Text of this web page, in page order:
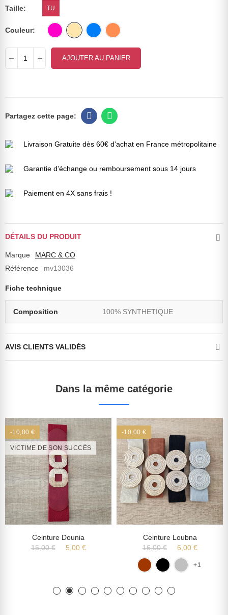
Taille TU
Couleur
AJOUTER AU PANIER
Livraison Gratuite dès 60€ d'achat en France métropolitaine
Garantie d'échange ou remboursement sous 14 jours
Paiement en 4X sans frais !
DÉTAILS DU PRODUIT
Marque
MARC & CO
Référence
mv13036
Fiche technique
Composition 100% SYNTHETIQUE
AVIS CLIENTS VALIDÉS
Dans la même catégorie
-10,00 €
VICTIME DE SON SUCCÈS
Ceinture Dounia
15,00 €
5,00 €
-10,00 €
Ceinture Loubna
16,00 €
6,00 €
+1